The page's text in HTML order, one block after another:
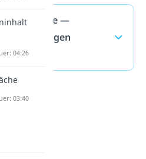
—
häufigste Fragen
04:26
03:40